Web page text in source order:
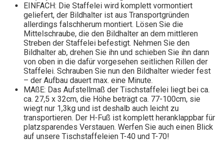
EINFACH: Die Staffelei wird komplett vormontiert
geliefert, der Bildhalter ist aus Transportgründen
allerdings falschherum montiert. Lösen Sie die
Mittelschraube, die den Bildhalter an dem mittleren
Streben der Staffelei befestigt. Nehmen Sie den
Bildhalter ab, drehen Sie ihn und schieben Sie ihn dann
von oben in die dafür vorgesehen seitlichen Rillen der
Staffelei. Schrauben Sie nun den Bildhalter wieder fest
– der Aufbau dauert max. eine Minute.
MAßE: Das Aufstellmaß der Tischstaffelei liegt bei ca.
ca. 27,5 x 32cm, die Höhe beträgt ca. 77-100cm, sie
wiegt nur 1,3kg und ist deshalb auch leicht zu
transportieren. Der H-Fuß ist komplett heranklappbar für
platzsparendes Verstauen. Werfen Sie auch einen Blick
auf unsere Tischstaffeleien T-40 und T-70!